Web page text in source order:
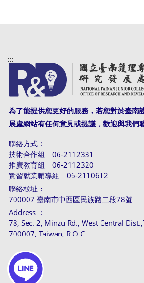
:::
為了能提供您更好的服務，若您對於臺南
展處網站有任何意見或提議，歡迎與我們
聯絡方式：
技術合作組 06-2112331
推廣教育組 06-2112320
實習就業輔導組 06-2110612
聯絡校址：
700007 臺南市中西區民族路二段78號
Address ：
78, Sec. 2, Minzu Rd., West Central
700007, Taiwan, R.O.C.